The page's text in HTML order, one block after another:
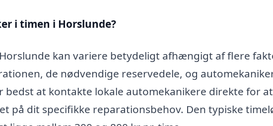
i timen i Horslunde?
kan variere betydeligt afhængigt af flere
de nødvendige reservedele, og
at kontakte lokale automekanikere direkte for
på dit specifikke reparationsbehov. Den typiske